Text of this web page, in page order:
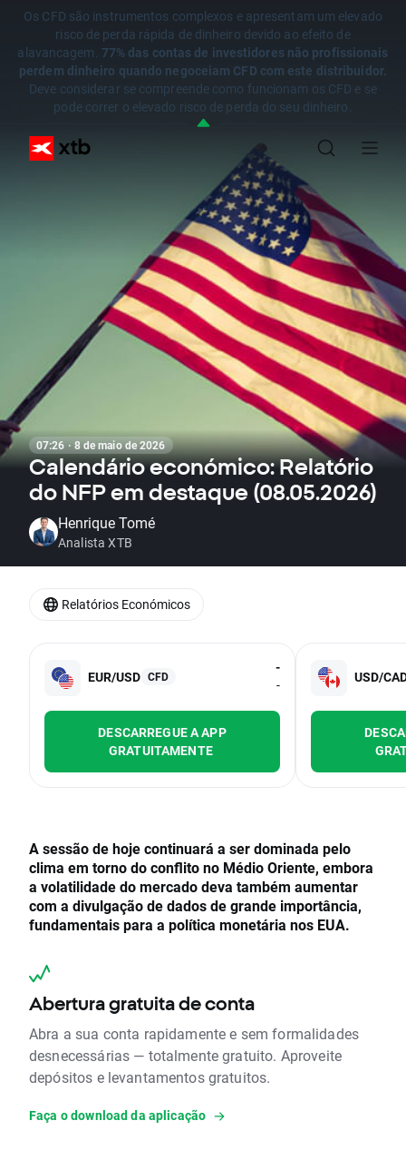
Os CFD são instrumentos complexos e apresentam um elevado
risco de perda rápida de dinheiro devido ao efeito de
alavancagem. 77% das contas de investidores não profissionais
perdem dinheiro quando negoceiam CFD com este distribuidor.
Deve considerar se compreende como funcionam os CFD e se
pode correr o elevado risco de perda do seu dinheiro.
07:26 · 8 de maio de 2026
Calendário económico: Relatório
do NFP em destaque (08.05.2026)
Henrique Tomé
Analista XTB
EUR/USD CFD
-
-
DESCARREGUE A APP
GRATUITAMENTE
USD/
A sessão de hoje continuará a ser dominada pelo
clima em torno do conflito no Médio Oriente, embora
a volatilidade do mercado deva também aumentar
com a divulgação de dados de grande importância,
fundamentais para a política monetária nos EUA.
Abertura gratuita de conta
Abra a sua conta rapidamente e sem formalidades
desnecessárias — totalmente gratuito. Aproveite
depósitos e levantamentos gratuitos.
Faça o download da aplicação
Relatórios Económicos